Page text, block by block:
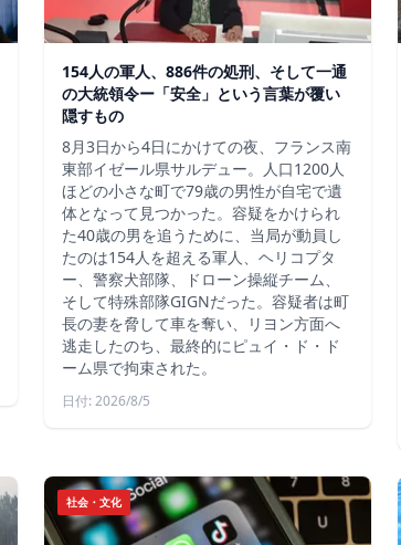
154人の軍人、886件の処刑、そして一通
の大統領令ー「安全」という言葉が覆い
隠すもの
8月3日から4日にかけての夜、フランス南
東部イゼール県サルデュー。人口1200人
ほどの小さな町で79歳の男性が自宅で遺
体となって見つかった。容疑をかけられ
た40歳の男を追うために、当局が動員し
たのは154人を超える軍人、ヘリコプタ
ー、警察犬部隊、ドローン操縦チーム、
そして特殊部隊GIGNだった。容疑者は町
長の妻を脅して車を奪い、リヨン方面へ
逃走したのち、最終的にピュイ・ド・ド
ーム県で拘束された。
日付: 2026/8/5
社会・文化